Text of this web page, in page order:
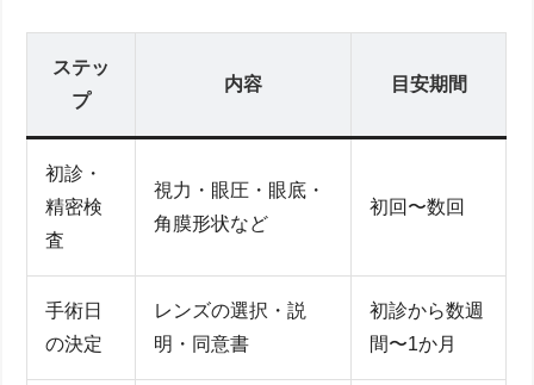
ステッ
プ
内容 目安期間
初診・
精密検
査
視力・眼圧・眼底・
角膜形状など
初回〜数回
手術日
の決定
レンズの選択・説
明・同意書
初診から数週
間〜1か月